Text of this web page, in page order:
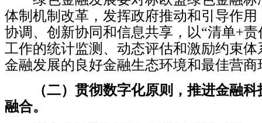
体制机制改革，发挥政府推动和引导作
协调、创新协同和信息共享，以“清单+
工作的统计监测、动态评估和激励约束
金融发展的良好金融生态环境和最佳营商
（二）贯彻数字化原则，推进金融
融合。